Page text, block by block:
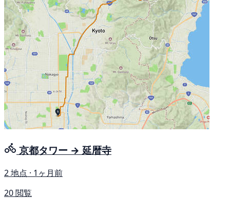
京都タワー → 延暦寺
2 地点 · 1ヶ月前
20 閲覧